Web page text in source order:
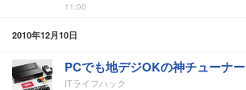
11:00
2010年12月10日
PCでも地デジOKの神チューナー
ITライフハック